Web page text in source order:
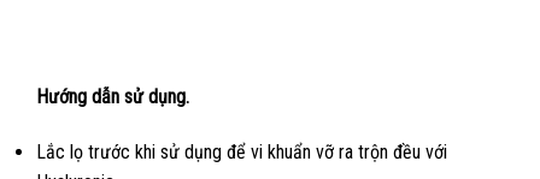
Hướng dẫn sử dụng.
Lắc lọ trước khi sử dụng để vi khuẩn vỡ ra trộn đều với